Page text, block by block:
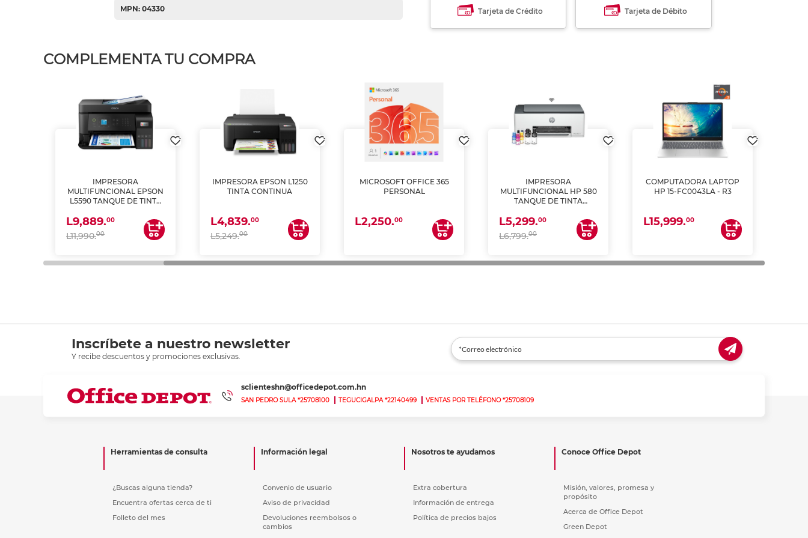
MPN: 04330 Tarjeta de Crédito Tarjeta de Débito
COMPLEMENTA TU COMPRA
IMPRESORA
MULTIFUNCIONAL EPSON
L5590 TANQUE DE TINTA
ESCANEA)
L9,889.00
L11,990.00
IMPRESORA EPSON L1250
TINTA CONTINUA
L4,839.00
L5,249.00
MICROSOFT OFFICE 365
PERSONAL
L2,250.00
IMPRESORA
MULTIFUNCIONAL HP 580
TANQUE DE TINTA
ESCANEA)
L5,299.00
L6,799.00
COMPUTADORA LAPTOP
HP 15-FC0043LA - R3
L15,999.00
Inscríbete a nuestro newsletter
Y recibe descuentos y promociones exclusivas.
sclienteshn@officedepot.com.hn
SAN PEDRO SULA *25708100 TEGUCIGALPA *22140499 VENTAS POR TELÉFONO *25708109
Herramientas de consulta
¿Buscas alguna tienda?
Encuentra ofertas cerca de ti
Folleto del mes
Información legal
Convenio de usuario
Aviso de privacidad
Devoluciones reembolsos o
cambios
Nosotros te ayudamos
Extra cobertura
Información de entrega
Política de precios bajos
Conoce Office Depot
Misión, valores, promesa y
propósito
Acerca de Office Depot
Green Depot